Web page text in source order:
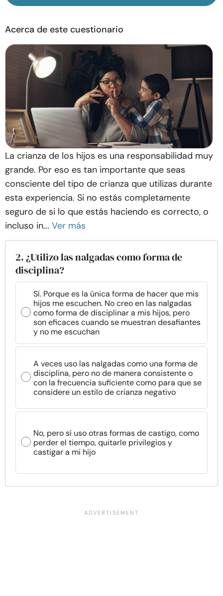
Acerca de este cuestionario
La crianza de los hijos es una responsabilidad muy
grande. Por eso es tan importante que seas
consciente del tipo de crianza que utilizas durante
esta experiencia. Si no estás completamente
seguro de si lo que estás haciendo es correcto, o
incluso in... Ver más
2. ¿Utilizo las nalgadas como forma de
disciplina?
Sí. Porque es la única forma de hacer que mis
hijos me escuchen. No creo en las nalgadas
como forma de disciplinar a mis hijos, pero
son eficaces cuando se muestran desafiantes
y no me escuchan
A veces uso las nalgadas como una forma de
disciplina, pero no de manera consistente o
con la frecuencia suficiente como para que se
considere un estilo de crianza negativo
No, pero sí uso otras formas de castigo, como
perder el tiempo, quitarle privilegios y
castigar a mi hijo